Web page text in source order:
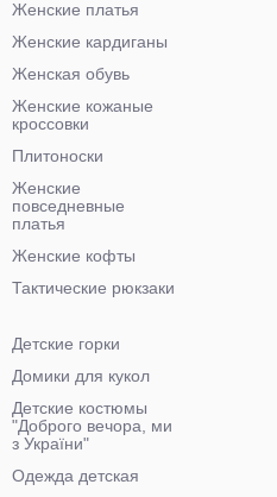
Женские платья
Женские кардиганы
Женская обувь
Женские кожаные
кроссовки
Плитоноски
Женские
повседневные
платья
Женские кофты
Тактические рюкзаки
Детские горки
Домики для кукол
Детские костюмы
"Доброго вечора, ми
з України"
Одежда детская